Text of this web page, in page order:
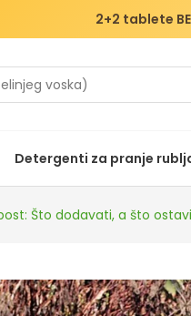
2+2 tablete
Detergenti za pranje
Što dodavati, a što